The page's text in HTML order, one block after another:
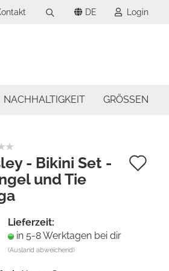
DE Login
erstellen
vergessen?
NACHHALTIGKEIT GRÖSSEN
- Bikini Set -
und Tie
Lieferzeit:
in 5-8 Werktagen bei dir
(Ausland abweichend)